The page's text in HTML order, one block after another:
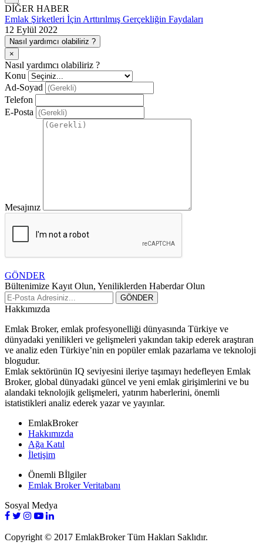
DİĞER HABER
Emlak Şirketleri İçin Arttırılmış Gerçekliğin Faydaları
12 Eylül 2022
Nasıl yardımcı olabiliriz ?
×
Nasıl yardımcı olabiliriz ?
Konu
Ad-Soyad
Telefon
E-Posta
Mesajınız
GÖNDER
Bültenimize Kayıt Olun, Yeniliklerden Haberdar Olun
Hakkımızda
Emlak Broker, emlak profesyonelliği dünyasında Türkiye ve
dünyadaki yenilikleri ve gelişmeleri yakından takip ederek araştıran
ve analiz eden Türkiye’nin en popüler emlak pazarlama ve teknoloji
blogudur.
Emlak sektörünün IQ seviyesini ileriye taşımayı hedefleyen Emlak
Broker, global dünyadaki güncel ve yeni emlak girişimlerini ve bu
alandaki teknolojik gelişmeleri, yatırım haberlerini, önemli
istatistikleri analiz ederek yazar ve yayınlar.
EmlakBroker
Hakkımızda
Ağa Katıl
İletişim
Önemli Bİlgiler
Emlak Broker Veritabanı
Sosyal Medya
Copyright © 2017 EmlakBroker Tüm Hakları Saklıdır.